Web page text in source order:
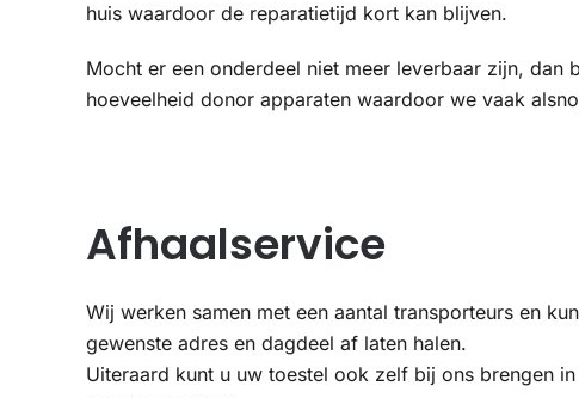
huis waardoor de reparatietijd kort kan blijven.
Mocht er een onderdeel niet meer leverbaar zijn, dan
hoeveelheid donor apparaten waardoor we vaak
Afhaalservice
Wij werken samen met een aantal transporteurs en
gewenste adres en dagdeel af laten halen.
Uiteraard kunt u uw toestel ook zelf bij ons brengen